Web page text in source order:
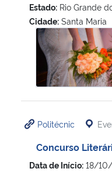
Estado: Rio Grande
Cidade: Santa Maria
ExpoFlor 2022
Politécnic
Concurso
Data de Início: 18/